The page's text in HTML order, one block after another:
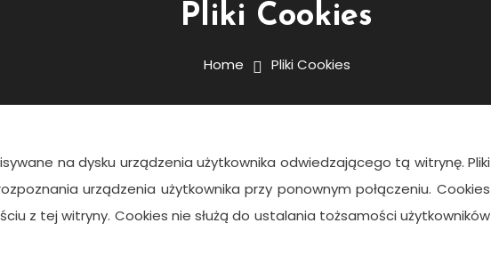
Pliki Cookies
Home Pliki Cookies
na dysku urządzenia użytkownika odwiedzającego tą witrynę. Pliki
urządzenia użytkownika przy ponownym połączeniu. Cookies
z tej witryny. Cookies nie służą do ustalania tożsamości użytkowników